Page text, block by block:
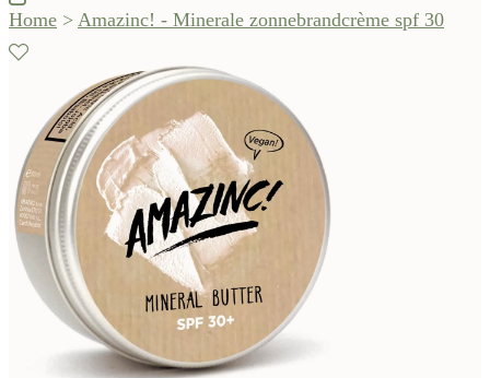
Home > Amazinc! - Minerale zonnebrandcrème spf 30